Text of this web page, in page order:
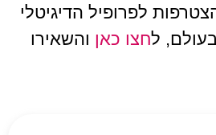
לפרופיל הדיגיטלי
לחצו כאן והשאירו